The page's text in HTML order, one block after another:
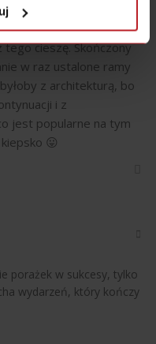
jednej, cieszę się, że
poszłam jednak na
cieszę. Skończony
w raz ustalone ramy
z architekturą, bo
i z
jest popularne na tym
😛
porażek w sukcesy, tylko
wydarzeń, który kończy